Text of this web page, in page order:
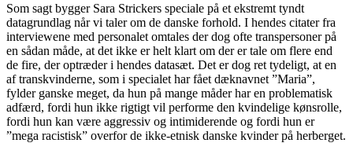
Som sagt bygger Sara Strickers speciale på et ekstremt tyndt
datagrundlag når vi taler om de danske forhold. I hendes citater fra
interviewene med personalet omtales der dog ofte transpersoner på
en sådan måde, at det ikke er helt klart om der er tale om flere end
de fire, der optræder i hendes datasæt. Det er dog ret tydeligt, at en
af transkvinderne, som i specialet har fået dæknavnet ”Maria”,
fylder ganske meget, da hun på mange måder har en problematisk
adfærd, fordi hun ikke rigtigt vil performe den kvindelige kønsrolle,
fordi hun kan være aggressiv og intimiderende og fordi hun er
”mega racistisk” overfor de ikke-etnisk danske kvinder på herberget.